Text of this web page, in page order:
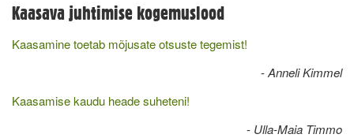
Kaasava juhtimise kogemuslood
Kaasamine toetab mõjusate otsuste tegemist!
-Anneli Kimmel
Kaasamise kaudu heade suheteni!
- Ulla-Maia Timmo